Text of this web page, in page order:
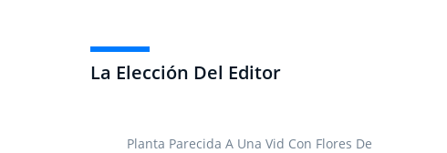
La Elección Del Editor
Planta Parecida A Una Vid Con Flores De